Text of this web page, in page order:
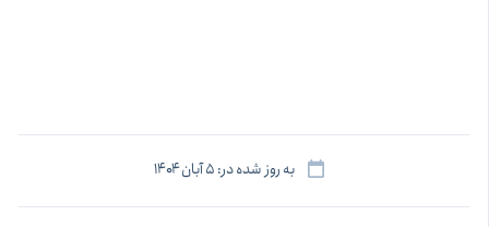
به روز شده در: ۵ آبان ۱۴۰۴